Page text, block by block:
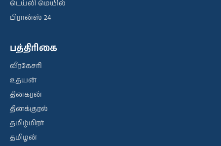
டெய்லி மெயில்
பிரான்ஸ் 24
பத்திரிகை
வீரகேசரி
உதயன்
தினகரன்
தினக்குரல்
தமிழ்மிரர்
தமிழன்